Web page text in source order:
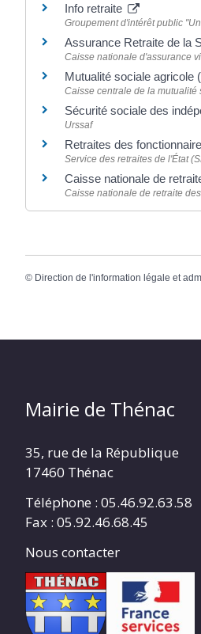
Info retraite
Groupement d'intérêt public
Assurance Retraite de la
Caisse nationale d'assurance
Mutualité sociale agricole
Caisse centrale de la mutualité
Sécurité sociale des
Urssaf
Retraites des
Service des retraites de l'État
Caisse nationale de
Caisse nationale de retraite
© Direction de l'information légale et
Mairie de Thénac
35, rue de la République
17460 Thénac
Téléphone : 05.46.92.63.58
Fax : 05.92.46.68.45
Nous contacter